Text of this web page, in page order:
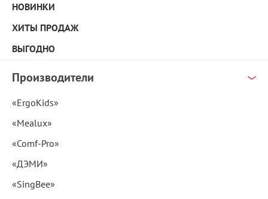
НОВИНКИ
ХИТЫ ПРОДАЖ
ВЫГОДНО
Производители
«ErgoKids»
«Mealux»
«Comf-Pro»
«ДЭМИ»
«SingBee»